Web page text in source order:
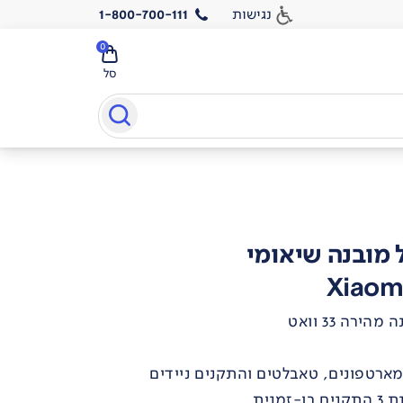
נגישות 1-800-700-111
סל
0
מובנה שיאומי
33 וואט
טאבלטים והתקנים ניידים